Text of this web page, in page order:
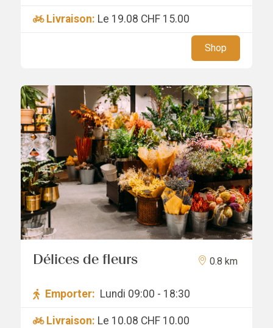
Livraison: Le 19.08 CHF 15.00
Shop
Délices de fleurs 0.8 km
Emporter: Lundi 09:00 - 18:30
Livraison: Le 10.08 CHF 10.00